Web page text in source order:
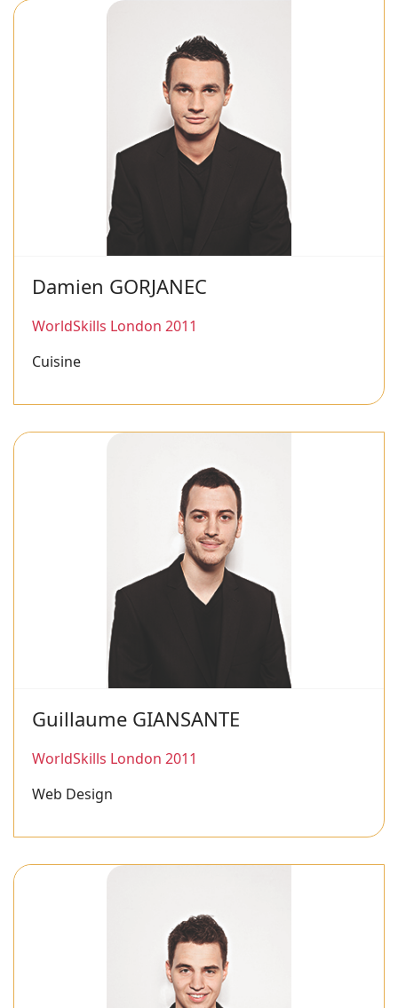
Damien GORJANEC
WorldSkills London 2011
Cuisine
Guillaume GIANSANTE
WorldSkills London 2011
Web Design